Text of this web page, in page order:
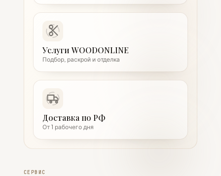
Услуги WOODONLINE
Подбор, раскрой и отделка
Доставка по РФ
От 1 рабочего дня
СЕРВИС